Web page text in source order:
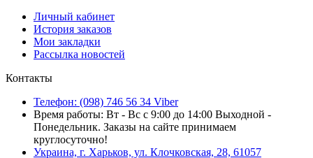
Личный кабинет
История заказов
Мои закладки
Рассылка новостей
Контакты
Телефон: (098) 746 56 34 Viber
Время работы: Вт - Вс с 9:00 до 14:00 Выходной -
Понедельник. Заказы на сайте принимаем
круглосуточно!
Украина, г. Харьков, ул. Клочковская, 28, 61057